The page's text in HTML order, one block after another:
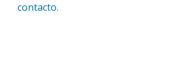
contacto.